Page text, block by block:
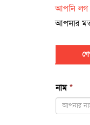
আপনি লগ
আপনার
নাম*